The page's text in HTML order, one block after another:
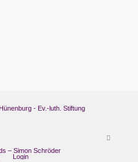
- Ev.-luth. Stiftung
– Simon Schröder
Login